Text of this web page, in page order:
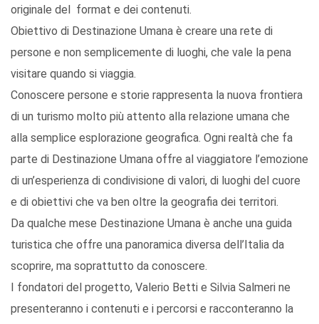
originale del format e dei contenuti.
Obiettivo di Destinazione Umana è creare una rete di
persone e non semplicemente di luoghi, che vale la pena
visitare quando si viaggia.
Conoscere persone e storie rappresenta la nuova frontiera
di un turismo molto più attento alla relazione umana che
alla semplice esplorazione geografica. Ogni realtà che fa
parte di Destinazione Umana offre al viaggiatore l’emozione
di un’esperienza di condivisione di valori, di luoghi del cuore
e di obiettivi che va ben oltre la geografia dei territori.
Da qualche mese Destinazione Umana è anche una guida
turistica che offre una panoramica diversa dell’Italia da
scoprire, ma soprattutto da conoscere.
I fondatori del progetto, Valerio Betti e Silvia Salmeri ne
presenteranno i contenuti e i percorsi e racconteranno la